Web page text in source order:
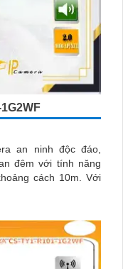
an ninh độc đáo,
đêm với tính năng
cách 10m. Với